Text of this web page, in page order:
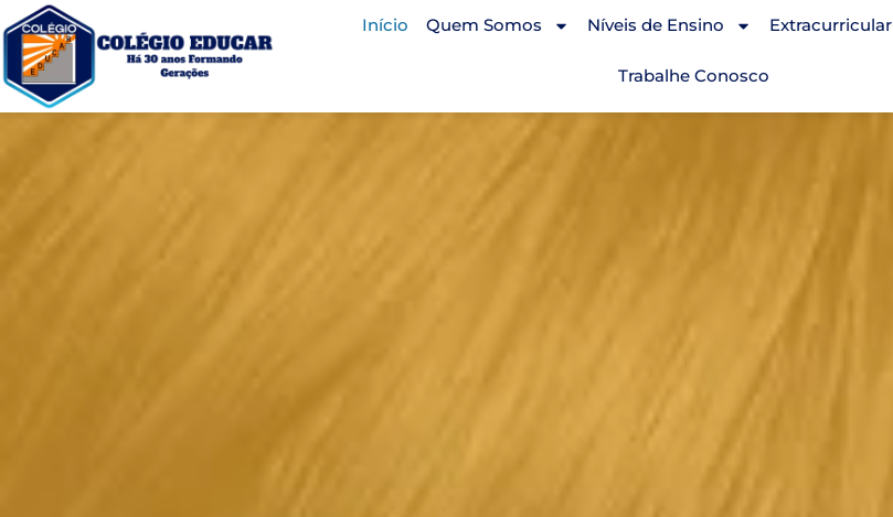
Início Quem Somos Níveis de Ensino Extracurricular
Trabalhe Conosco